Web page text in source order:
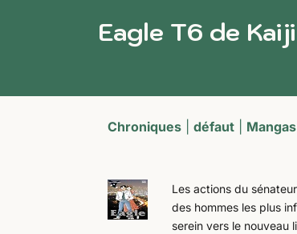
Eagle T6 de
Chroniques |défaut Mangas
Les actions du
des hommes les plus
serein vers le nouveau